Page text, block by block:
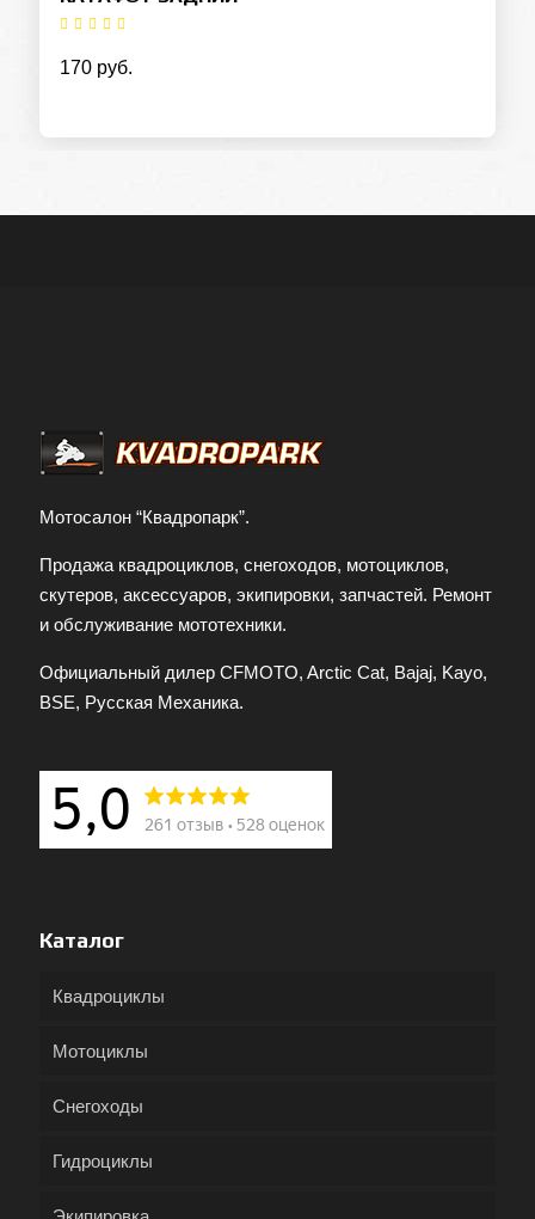
170 руб.
Мотосалон “Квадропарк”.
Продажа квадроциклов, снегоходов, мотоциклов,
скутеров, аксессуаров, экипировки, запчастей. Ремонт
и обслуживание мототехники.
Официальный дилер CFMOTO, Arctic Cat, Bajaj, Kayo,
BSE, Русская Механика.
Каталог
Квадроциклы
Мотоциклы
Снегоходы
Гидроциклы